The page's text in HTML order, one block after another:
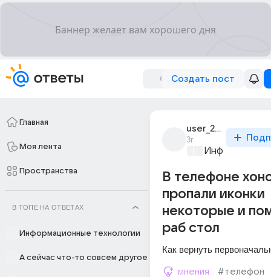
Создать пост
Главная
Моя лента
Пространства
В ТОПЕ НА ОТВЕТАХ
Информационные технологии
А сейчас что-то совсем другое
user_297389297
3г
В телефоне
пропали иконки
некоторые и
раб стол
Как вернуть
мнения #телефон